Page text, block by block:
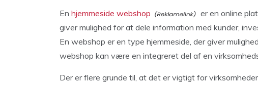
En hjemmeside webshop
er en online
giver mulighed for at dele information med kunder,
En webshop er en type hjemmeside, der giver
webshop kan være en integreret del af en
Der er flere grunde til, at det er vigtigt for